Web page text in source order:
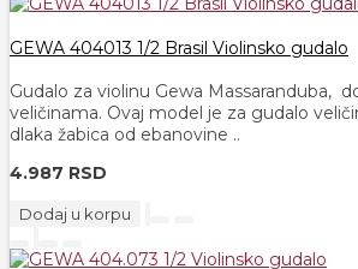
GEWA 404013 1/2 Brasil Violinsko gudalo
Gudalo za violinu Gewa Massaranduba,
veličinama. Ovaj model je za gudalo
dlaka žabica od ebanovine ..
4.987 RSD
Dodaj u korpu